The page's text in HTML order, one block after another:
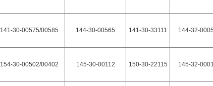
141-30-00575/00585 144-30-00565 141-30-33111 144-32-
154-30-00502/00402 145-30-00112 150-30-22115 145-32-